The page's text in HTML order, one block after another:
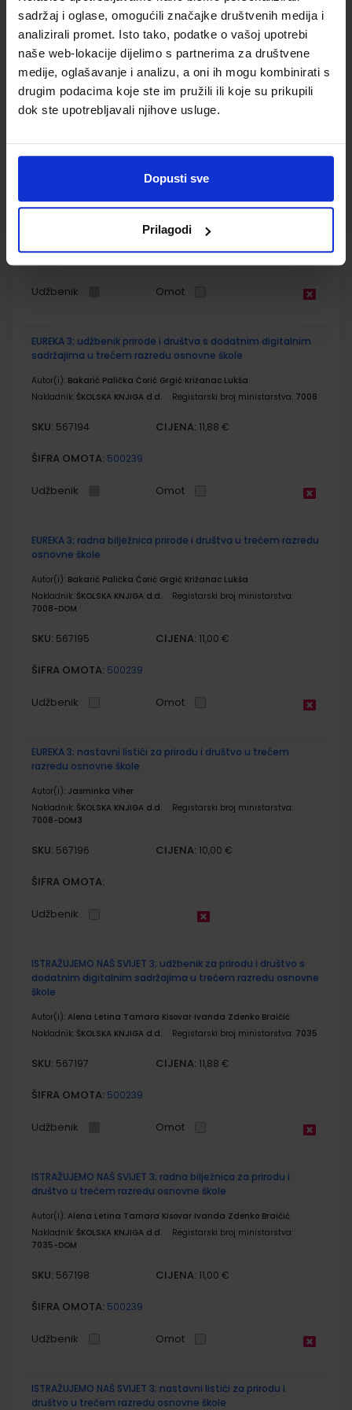
sadržaj i oglase, omogućili značajke društvenih medija i
analizirali promet. Isto tako, podatke o vašoj upotrebi
naše web-lokacije dijelimo s partnerima za društvene
medije, oglašavanje i analizu, a oni ih mogu kombinirati s
drugim podacima koje ste im pružili ili koje su prikupili
dok ste upotrebljavali njihove usluge.
Dopusti sve
Prilagodi
SKU: 567192 CIJENA: 5,76 €
ŠIFRA OMOTA: 500261
Udžbenik Omot
POGLED U SVIJET 3, TRAGOM PRIRODE I DRUŠTVA; 2. dio, radni
udžbenik za 3. razred osnovne škole
Svoboda Arnautov Škreblin Basta Jelić Kolar
CIJENA: 6,10 €
Udžbenik Omot
EUREKA 3; udžbenik prirode i društva s dodatnim digitalnim
sadržajima u trećem razredu osnovne škole
Autor(i): Bakarić Palička Ćorić Grgić Križanac Lukša
Nakladnik: ŠKOLSKA KNJIGA d.d. Registarski broj ministarstva: 7008
SKU: 567194 CIJENA: 11,88 €
ŠIFRA OMOTA: 500239
Udžbenik Omot
EUREKA 3; radna bilježnica prirode i društva u trećem razredu
osnovne škole
Autor(i): Bakarić Palička Ćorić Grgić Križanac Lukša
Nakladnik: ŠKOLSKA KNJIGA d.d.
Registarski broj ministarstva:
7008-DOM
SKU: 567195 CIJENA: 11,00 €
ŠIFRA OMOTA: 500239
Udžbenik Omot
EUREKA 3; nastavni listići za prirodu i društvo u trećem
razredu osnovne škole
Autor(i): Jasminka Viher
Nakladnik: ŠKOLSKA KNJIGA d.d.
Registarski broj ministarstva:
7008-DOM3
SKU: 567196 CIJENA: 10,00 €
ŠIFRA OMOTA:
Udžbenik
ISTRAŽUJEMO NAŠ SVIJET 3; udžbenik za prirodu i društvo s
dodatnim digitalnim sadržajima u trećem razredu osnovne
škole
Autor(i): Alena Letina Tamara Kisovar Ivanda Zdenko Braičić
Nakladnik: ŠKOLSKA KNJIGA d.d. Registarski broj ministarstva: 7035
SKU: 567197 CIJENA: 11,88 €
ŠIFRA OMOTA: 500239
Udžbenik Omot
ISTRAŽUJEMO NAŠ SVIJET 3; radna bilježnica za prirodu i
društvo u trećem razredu osnovne škole
Autor(i): Alena Letina Tamara Kisovar Ivanda Zdenko Braičić
Nakladnik: ŠKOLSKA KNJIGA d.d.
Registarski broj ministarstva:
7035-DOM
SKU: 567198 CIJENA: 11,00 €
ŠIFRA OMOTA: 500239
Udžbenik Omot
ISTRAŽUJEMO NAŠ SVIJET 3; nastavni listići za prirodu i
društvo u trećem razredu osnovne škole